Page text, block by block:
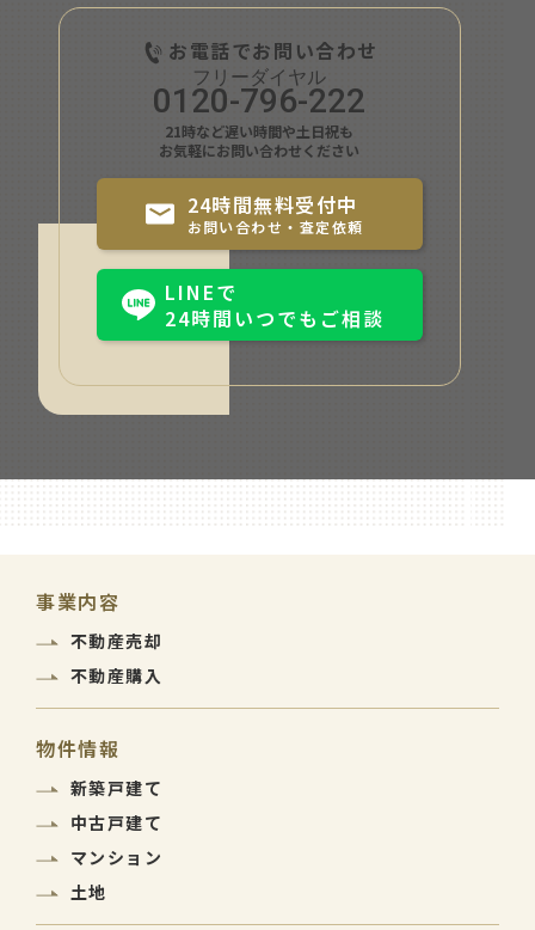
お電話でお問い合わせ
0120-796-222
21時など遅い時間や土日祝も
お気軽にお問い合わせください
24時間無料受付中
お問い合わせ・査定依頼
LINEで
24時間いつでもご相談
事業内容
不動産売却
不動産購入
物件情報
新築戸建て
中古戸建て
マンション
土地